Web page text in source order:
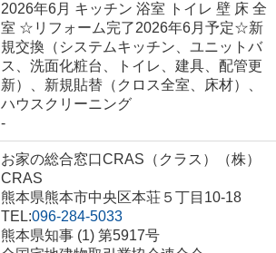
2026年6月 キッチン 浴室 トイレ 壁 床 全
室 ☆リフォーム完了2026年6月予定☆新
規交換（システムキッチン、ユニットバ
ス、洗面化粧台、トイレ、建具、配管更
新）、新規貼替（クロス全室、床材）、
ハウスクリーニング
-
お家の総合窓口CRAS（クラス）（株）
CRAS
熊本県熊本市中央区本荘５丁目10-18
TEL:096-284-5033
熊本県知事 (1) 第5917号